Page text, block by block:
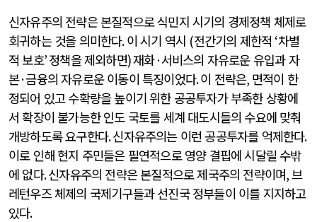
신자유주의 전략은 본질적으로 식민지 시기의 경제정책 체제로
회귀하는 것을 의미한다.이 시기 역시 (전간기의 제한적 ‘차별
적 보호’정책을 제외하면)재화·서비스의 자유로운 유입과 자
본·금융의 자유로운 이동이 특징이었다.이 전략은, 면적이 한
정되어 있고 수확량을 높이기 위한 공공투자가 부족한 상황에
서 확장이 불가능한 인도 국토를 세계 대도시들의 수요에 맞춰
개방하도록 요구한다.신자유주의는 이런 공공투자를 억제한다.
이로 인해 현지 주민들은 필연적으로 영양 결핍에 시달릴 수밖
에 없다.신자유주의 전략은 본질적으로 제국주의 전략이며,브
레턴우즈 체제의 국제기구들과 선진국 정부들이 이를 지지하고
있다.